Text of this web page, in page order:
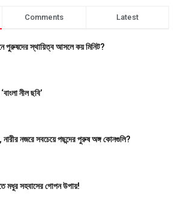
Comments Latest
পুরুষদের স্থায়িত্ব আসলে কয় মিনিট?
নীল ছবি’
নারীর নজরে সবচেয়ে পছন্দের পুরুষ অঙ্গ কোনগুলি?
মধুর সহবাসের গোপন উপায়!